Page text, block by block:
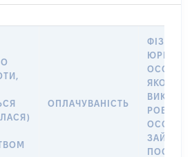
ОПЛАЧУВАНІСТЬ
ОСОБА,
ЯКОЇ
РОБОТА
ОСОБА
ПОСАДУ